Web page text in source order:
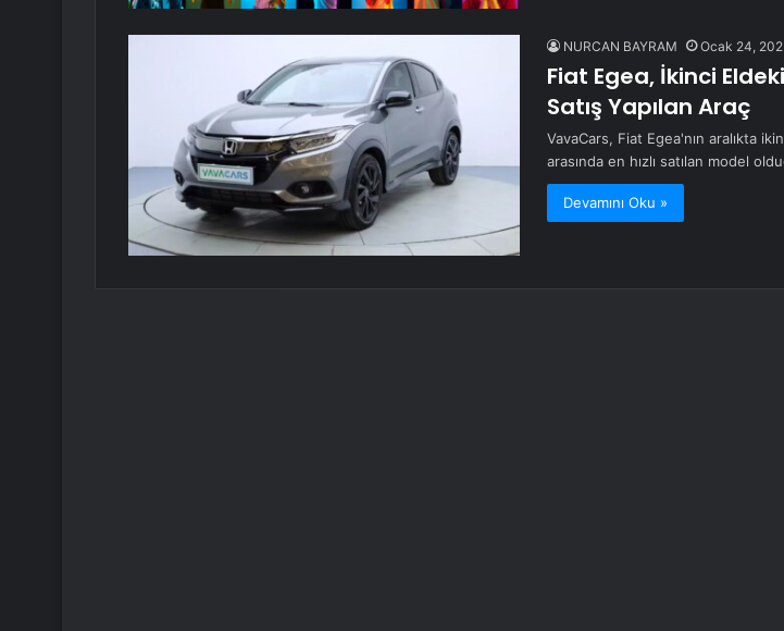
NURCAN BAYRAM Ocak 24,
Fiat Egea, İkinci Eldeki
Satış Yapılan Araç
VavaCars, Fiat Egea'nın aralıkta
arasında en hızlı satılan model
Devamını Oku »